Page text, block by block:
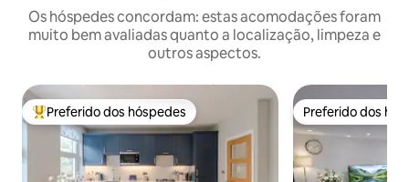
Os hóspedes concordam: estas acomodações foram
muito bem avaliadas quanto a localização, limpeza e
outros aspectos.
Entre os melhores preferidos dos hóspedes
Preferido dos hóspedes Preferido dos
Preferido dos